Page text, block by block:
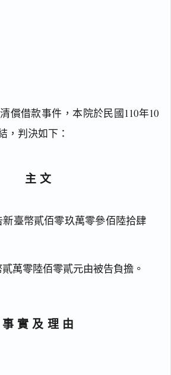
償借款事件，本院於民國110年10
，判決如下：
主文
臺幣貳佰零玖萬零參佰陸拾肆
萬零陸佰零貳元由被告負擔。
事實及理由